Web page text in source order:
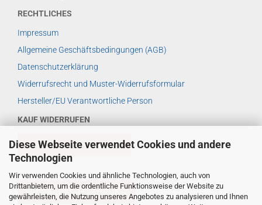
Diese Webseite verwendet Cookies und andere
Technologien
Wir verwenden Cookies und ähnliche Technologien, auch von
Drittanbietern, um die ordentliche Funktionsweise der Website zu
gewährleisten, die Nutzung unseres Angebotes zu analysieren und Ihnen
RECHTLICHES
Impressum
Allgemeine Geschäftsbedingungen (AGB)
Datenschutzerklärung
Widerrufsrecht und Muster-Widerrufsformular
Hersteller/EU Verantwortliche Person
KAUF WIDERRUFEN
VERTRAG WIDERRUFEN
WIDERRUFSBELEHRUNG